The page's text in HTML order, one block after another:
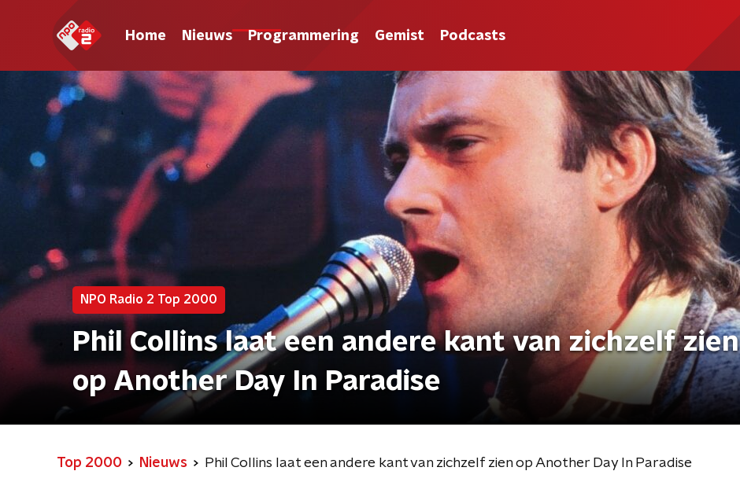
Home Nieuws Programmering Gemist Podcasts
NPO Radio 2 Top 2000
Phil Collins laat een andere kant van zichzelf zien
op Another Day In Paradise
Top 2000 Nieuws Phil Collins laat een andere kant van zichzelf zien op Another Day In Paradise